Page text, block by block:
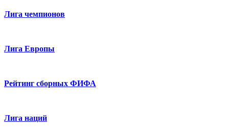
Лига чемпионов
Лига Европы
Рейтинг сборных ФИФА
Лига наций